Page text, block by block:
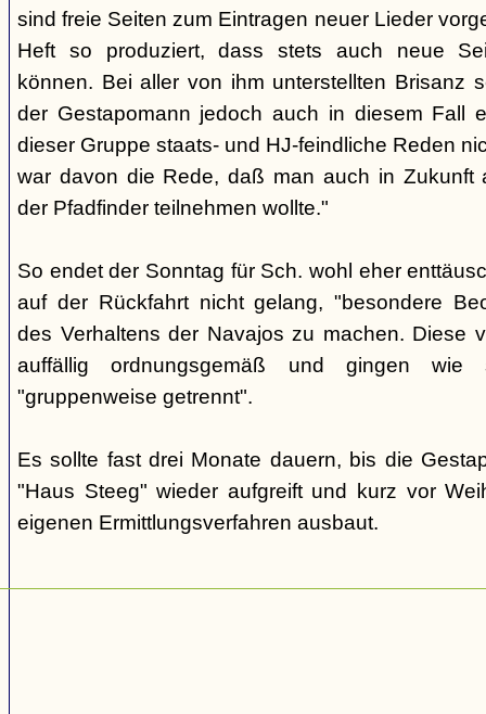
sind freie Seiten zum Eintragen neuer Lieder
Heft so produziert, dass stets auch neue
können. Bei aller von ihm unterstellten Brisanz
der Gestapomann jedoch auch in diesem Fall
dieser Gruppe staats- und HJ-feindliche Reden
war davon die Rede, daß man auch in Zukunft
der Pfadfinder teilnehmen wollte."
So endet der Sonntag für Sch. wohl eher
auf der Rückfahrt nicht gelang, "besondere
des Verhaltens der Navajos zu machen. Diese
auffällig ordnungsgemäß und gingen wie
"gruppenweise getrennt".
Es sollte fast drei Monate dauern, bis die
"Haus Steeg" wieder aufgreift und kurz vor
eigenen Ermittlungsverfahren ausbaut.